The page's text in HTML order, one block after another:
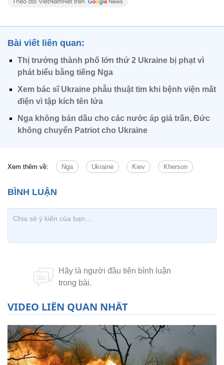
Bài viết liên quan:
Thị trưởng thành phố lớn thứ 2 Ukraine bị phạt vì
phát biểu bằng tiếng Nga
Xem bác sĩ Ukraine phẫu thuật tim khi bệnh viện mất
điện vì tập kích tên lửa
Nga không bán dầu cho các nước áp giá trần, Đức
không chuyển Patriot cho Ukraine
Xem thêm về: Nga Ukraine Kiev Kherson
VIDEO LIÊN QUAN NHẤT